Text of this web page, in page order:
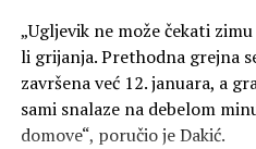
„Ugljevik ne može čekati
li grijanja. Prethodna grejna
završena već 12. januara, a
sami snalaze na debelom
domove“, poručio je Dakić.